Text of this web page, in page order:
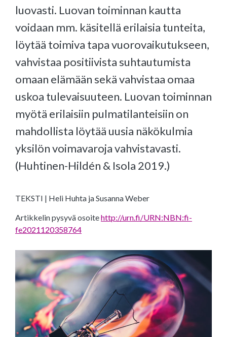
luovasti. Luovan toiminnan kautta
voidaan mm. käsitellä erilaisia tunteita,
löytää toimiva tapa vuorovaikutukseen,
vahvistaa positiivista suhtautumista
omaan elämään sekä vahvistaa omaa
uskoa tulevaisuuteen. Luovan toiminnan
myötä erilaisiin pulmatilanteisiin on
mahdollista löytää uusia näkökulmia
yksilön voimavaroja vahvistavasti.
(Huhtinen-Hildén & Isola 2019.)
TEKSTI | Heli Huhta ja Susanna Weber
Artikkelin pysyvä osoitehttp://urn.fi/URN:NBN:fi-
fe2021120358764